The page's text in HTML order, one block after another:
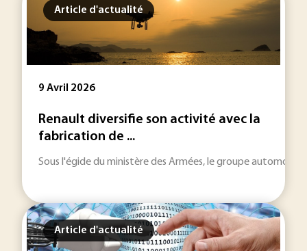
Article d'actualité
9 Avril 2026
Renault diversifie son activité avec la
fabrication de ...
Sous l'égide du ministère des Armées, le groupe
Article d'actualité